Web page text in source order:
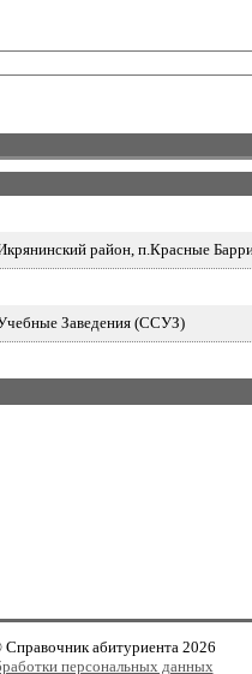
район, п.Красные
Заведения (ССУЗ)
абитуриента 2026
персональных данных